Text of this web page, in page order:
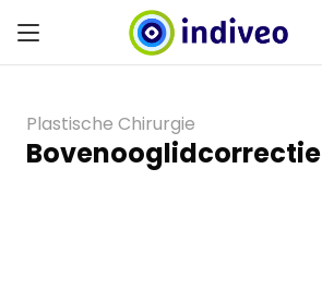
Plastische Chirurgie
Bovenooglidcorrectie